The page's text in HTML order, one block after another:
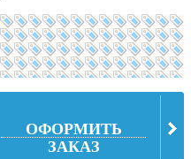
ОФОРМИТЬ
ЗАКАЗ